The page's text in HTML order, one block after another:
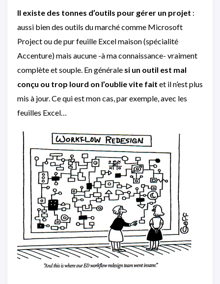
Il existe des tonnes d’outils pour gérer un projet :
aussi bien des outils du marché comme Microsoft
Project ou de pur feuille Excel maison (spécialité
Accenture) mais aucune -à ma connaissance- vraiment
complète et souple. En générale si un outil est mal
conçu ou trop lourd on l’oublie vite fait et il n’est plus
mis à jour. Ce qui est mon cas, par exemple, avec les
feuilles Excel…